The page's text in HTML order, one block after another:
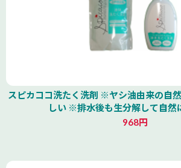
スピカココ洗たく洗剤 ※ヤシ油由来の自
しい ※排水後も生分解して自然
968円